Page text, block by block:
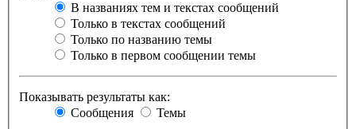
В названиях тем и текстах сообщений
Только в текстах сообщений
Только по названию темы
Только в первом сообщении темы
Показывать результаты как:
Сообщения
Темы